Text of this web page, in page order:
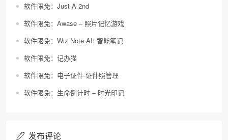
软件限免：Just A 2nd
软件限免：Awase – 照片记忆游戏
软件限免：Wiz Note AI: 智能笔记
软件限免：记办猫
软件限免：电子证件-证件照管理
软件限免：生命倒计时 – 时光印记
发布评论